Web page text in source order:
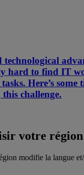
hard to find IT
Here’s some
challenge.
votre région
modifie la langue